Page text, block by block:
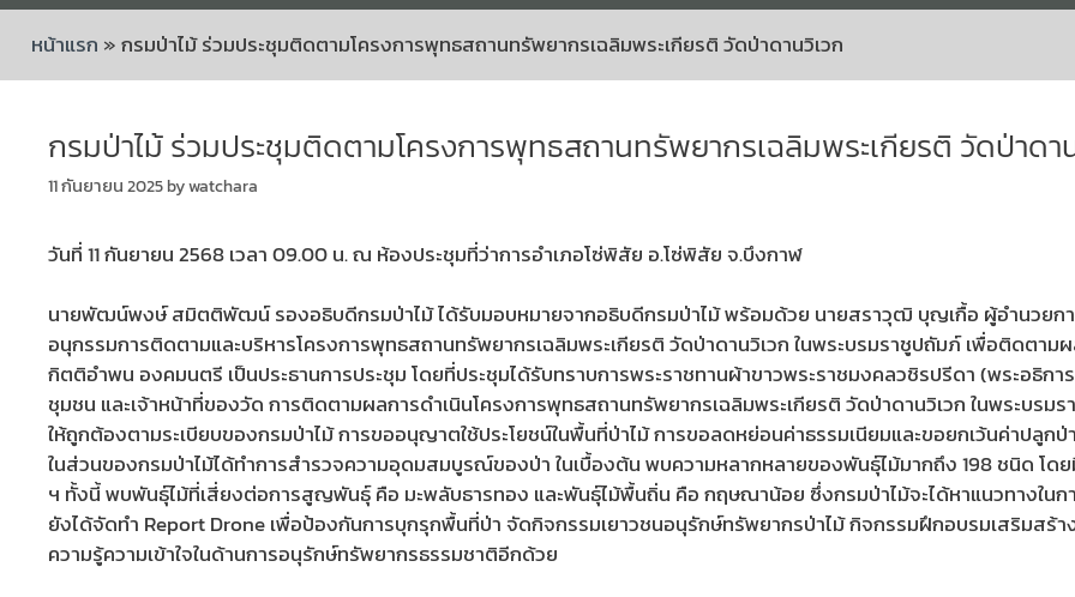
หน้าแรก »กรมป่าไม้ ร่วมประชุมติดตามโครงการพุทธสถานทรัพยากรเฉลิมพระเกียรติ วัดป่าดานวิเวก
กรมป่าไม้ ร่วมประชุมติดตามโครงการพุทธสถานทรัพยากรเฉลิมพระเกียรติ วัดป่าดา
11 กันยายน 2025bywatchara
วันที่ 11 กันยายน 2568 เวลา 09.00 น. ณ ห้องประชุมที่ว่าการอําเภอโซ่พิสัย อ.โซ่พิสัย จ.บึงกาฬ
นายพัฒน์พงษ์ สมิตติพัฒน์ รองอธิบดีกรมป่าไม้ ได้รับมอบหมายจากอธิบดีกรมป่าไม้ พร้อมด้วย นายสราวุฒิ บุญเกื้อ ผู้อำนวยก
อนุกรรมการติดตามและบริหารโครงการพุทธสถานทรัพยากรเฉลิมพระเกียรติ วัดป่าดานวิเวก ในพระบรมราชูปถัมภ์ เพื่อติดตาม
กิตติอำพน องคมนตรี เป็นประธานการประชุม โดยที่ประชุมได้รับทราบการพระราชทานผ้าขาวพระราชมงคลวชิรปรีดา (พระอธิก
ชุมชน และเจ้าหน้าที่ของวัด การติดตามผลการดําเนินโครงการพุทธสถานทรัพยากรเฉลิมพระเกียรติ วัดป่าดานวิเวก ในพระบรม
ให้ถูกต้องตามระเบียบของกรมป่าไม้ การขออนุญาตใช้ประโยชน์ในพื้นที่ป่าไม้ การขอลดหย่อนค่าธรรมเนียมและขอยกเว้นค่าปลู
ในส่วนของกรมป่าไม้ได้ทำการสำรวจความอุดมสมบูรณ์ของป่า ในเบื้องต้น พบความหลากหลายของพันธุ์ไม้มากถึง 198 ชนิด โด
ฯ ทั้งนี้ พบพันธุ์ไม้ที่เสี่ยงต่อการสูญพันธุ์ คือ มะพลับธารทอง และพันธุ์ไม้พื้นถิ่น คือ กฤษณาน้อย ซึ่งกรมป่าไม้จะได้หาแนวทางใน
ยังได้จัดทํา Report Drone เพื่อป้องกันการบุกรุกพื้นที่ป่า จัดกิจกรรมเยาวชนอนุรักษ์ทรัพยากรป่าไม้ กิจกรรมฝึกอบรมเสริมสร้
ความรู้ความเข้าใจในด้านการอนุรักษ์ทรัพยากรธรรมชาติอีกด้วย